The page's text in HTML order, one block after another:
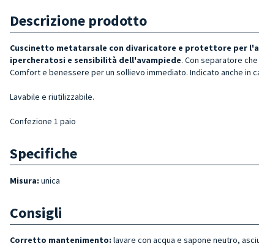
Descrizione prodotto
Cuscinetto metatarsale con divaricatore e protettore per
ipercheratosi e sensibilità dell'avampiede. Con separatore che
Comfort e benessere per un sollievo immediato. Indicato anche in
Lavabile e riutilizzabile.
Confezione 1 paio
Specifiche
Misura: unica
Consigli
Corretto mantenimento: lavare con acqua e sapone neutro,